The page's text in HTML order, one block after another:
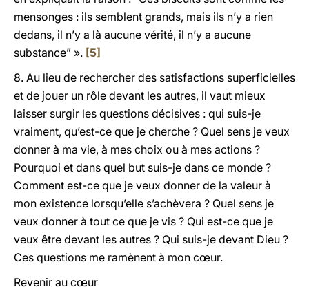
mensonges : ils semblent grands, mais ils n’y a rien
dedans, il n’y a là aucune vérité, il n’y a aucune
substance” ». [5]
8. Au lieu de rechercher des satisfactions superficielles
et de jouer un rôle devant les autres, il vaut mieux
laisser surgir les questions décisives : qui suis-je
vraiment, qu’est-ce que je cherche ? Quel sens je veux
donner à ma vie, à mes choix ou à mes actions ?
Pourquoi et dans quel but suis-je dans ce monde ?
Comment est-ce que je veux donner de la valeur à
mon existence lorsqu’elle s’achèvera ? Quel sens je
veux donner à tout ce que je vis ? Qui est-ce que je
veux être devant les autres ? Qui suis-je devant Dieu ?
Ces questions me ramènent à mon cœur.
Revenir au cœur